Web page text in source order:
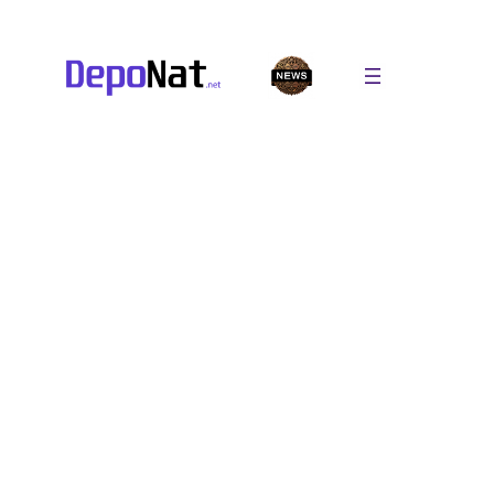
содержимому